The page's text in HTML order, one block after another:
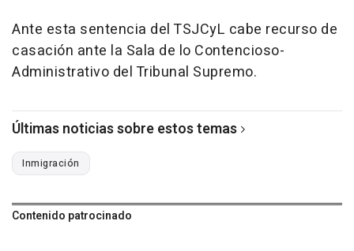
Ante esta sentencia del TSJCyL cabe recurso de
casación ante la Sala de lo Contencioso-
Administrativo del Tribunal Supremo.
Últimas noticias sobre estos temas
Inmigración
Contenido patrocinado